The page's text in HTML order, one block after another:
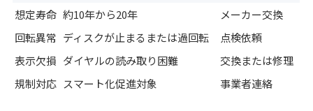
想定寿命 約10年から20年
メーカー交換
回転異常 ディスクが止まるまたは過回転
点検依頼
表示欠損 ダイヤルの読み取り困難
交換または修理
規制対応 スマート化促進対象 事業者連絡